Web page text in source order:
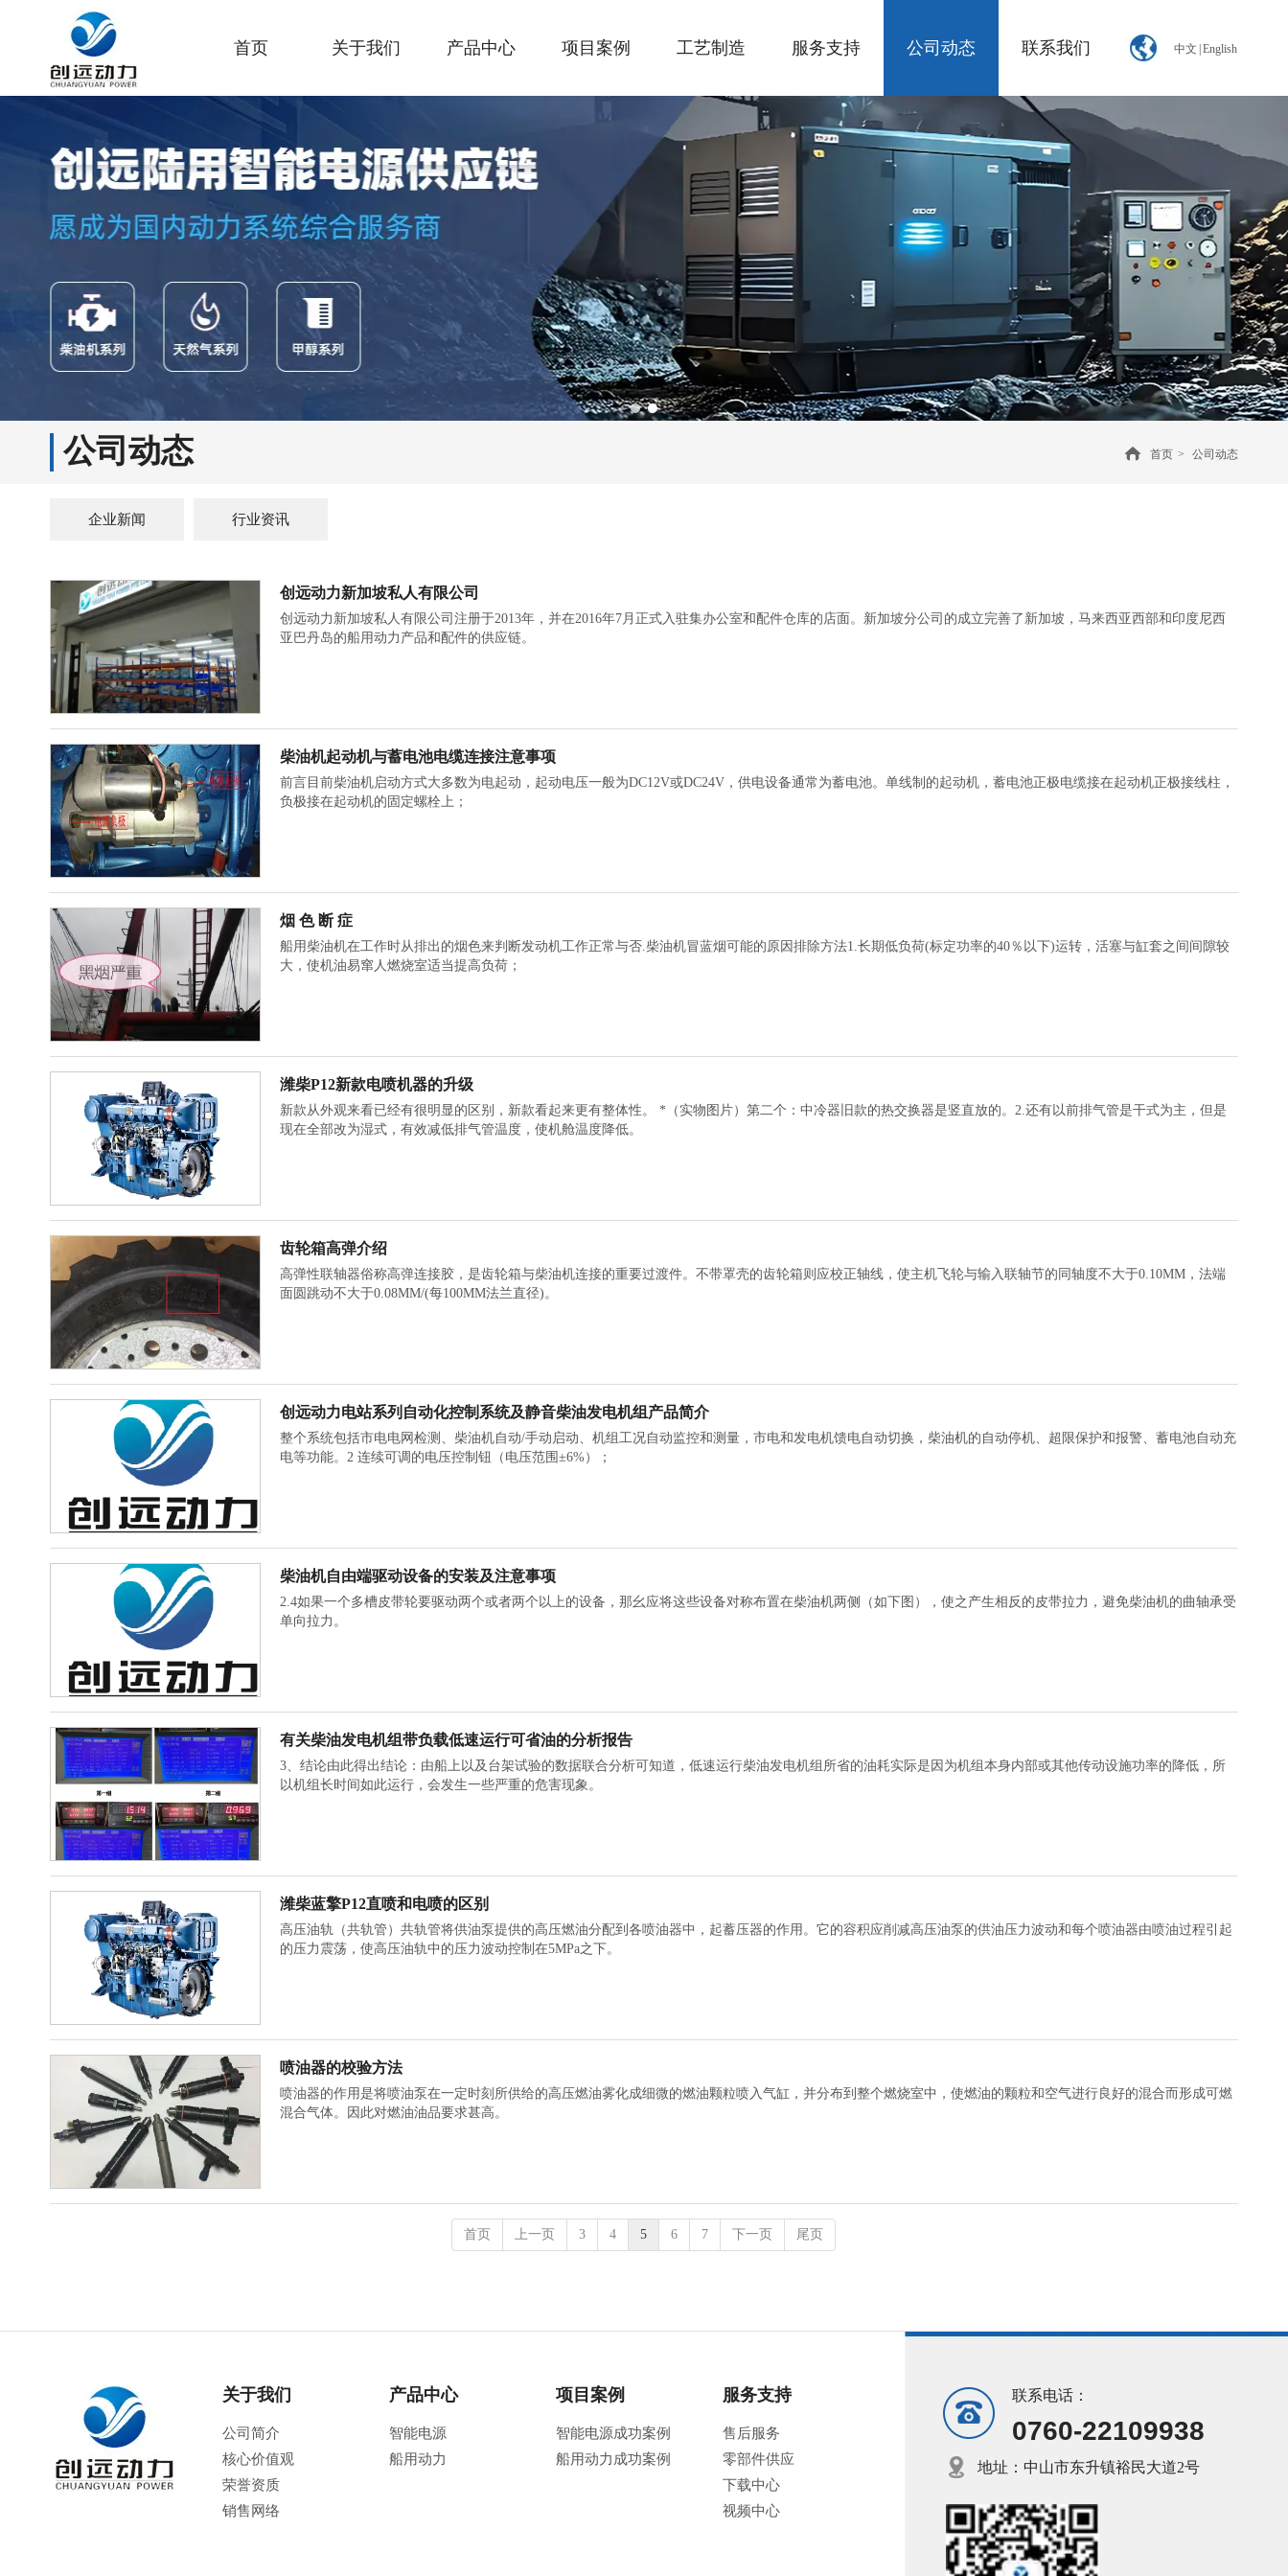
中文 English
首页 关于我们 产品中心 项目案例 工艺制造 服务支持 公司动态 联系我们
1 2
公司动态 首页 > 公司动态
企业新闻 行业资讯
创远动力新加坡私人有限公司
创远动力新加坡私人有限公司注册于2013年，并在2016年7月正式入驻集办公室和配件仓库的店面。新加坡分公司的成立完善了新加坡，马来西亚西部和印度尼西
亚巴丹岛的船用动力产品和配件的供应链。
柴油机起动机与蓄电池电缆连接注意事项
前言目前柴油机启动方式大多数为电起动，起动电压一般为DC12V或DC24V，供电设备通常为蓄电池。单线制的起动机，蓄电池正极电缆接在起动机正极接线柱，
负极接在起动机的固定螺栓上；
烟 色 断 症
船用柴油机在工作时从排出的烟色来判断发动机工作正常与否.柴油机冒蓝烟可能的原因排除方法1.长期低负荷(标定功率的40％以下)运转，活塞与缸套之间间隙较
大，使机油易窜人燃烧室适当提高负荷；
潍柴P12新款电喷机器的升级
新款从外观来看已经有很明显的区别，新款看起来更有整体性。 *（实物图片）第二个：中冷器旧款的热交换器是竖直放的。2.还有以前排气管是干式为主，但是
现在全部改为湿式，有效减低排气管温度，使机舱温度降低。
齿轮箱高弹介绍
高弹性联轴器俗称高弹连接胶，是齿轮箱与柴油机连接的重要过渡件。不带罩壳的齿轮箱则应校正轴线，使主机飞轮与输入联轴节的同轴度不大于0.10MM，法端
面圆跳动不大于0.08MM/(每100MM法兰直径)。
创远动力电站系列自动化控制系统及静音柴油发电机组产品简介
整个系统包括市电电网检测、柴油机自动/手动启动、机组工况自动监控和测量，市电和发电机馈电自动切换，柴油机的自动停机、超限保护和报警、蓄电池自动充
电等功能。2 连续可调的电压控制钮（电压范围±6%）；
柴油机自由端驱动设备的安装及注意事项
2.4如果一个多槽皮带轮要驱动两个或者两个以上的设备，那幺应将这些设备对称布置在柴油机两侧（如下图），使之产生相反的皮带拉力，避免柴油机的曲轴承受
单向拉力。
有关柴油发电机组带负载低速运行可省油的分析报告
3、结论由此得出结论：由船上以及台架试验的数据联合分析可知道，低速运行柴油发电机组所省的油耗实际是因为机组本身内部或其他传动设施功率的降低，所
以机组长时间如此运行，会发生一些严重的危害现象。
潍柴蓝擎P12直喷和电喷的区别
高压油轨（共轨管）共轨管将供油泵提供的高压燃油分配到各喷油器中，起蓄压器的作用。它的容积应削减高压油泵的供油压力波动和每个喷油器由喷油过程引起
的压力震荡，使高压油轨中的压力波动控制在5MPa之下。
喷油器的校验方法
喷油器的作用是将喷油泵在一定时刻所供给的高压燃油雾化成细微的燃油颗粒喷入气缸，并分布到整个燃烧室中，使燃油的颗粒和空气进行良好的混合而形成可燃
混合气体。因此对燃油油品要求甚高。
首页 上一页 3 4 5 6 7 下一页 尾页
联系电话：
0760-22109938
地址：中山市东升镇裕民大道2号
关于我们
公司简介
核心价值观
荣誉资质
销售网络
产品中心
智能电源
船用动力
项目案例
智能电源成功案例
船用动力成功案例
服务支持
售后服务
零部件供应
下载中心
视频中心